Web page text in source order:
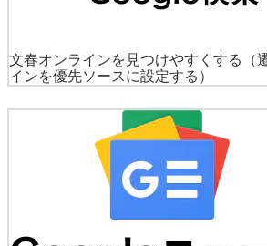
文春オンラインを見つけやすくする
（
インを優先ソースに設定する）